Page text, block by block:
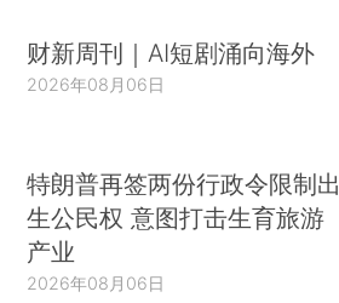
财新周刊｜AI短剧涌向海外
2026年08月06日
特朗普再签两份行政令限制出
生公民权 意图打击生育旅游
产业
2026年08月06日